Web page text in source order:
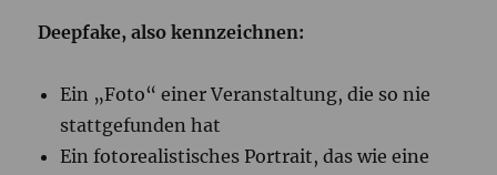
Deepfake, also kennzeichnen:
Ein „Foto“ einer Veranstaltung, die so nie
stattgefunden hat
Ein fotorealistisches Portrait, das wie eine